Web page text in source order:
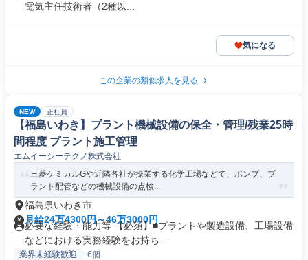
電気主任技術者（2種以...
気になる
この企業の類似求人を見る
NEW 正社員
【福島いわき】プラント機械設備の保全・管理/残業25時
間程度 プラント施工管理
エムイーシーテクノ株式会社
三菱ケミカルGや近隣各社が操業する化学工場などで、ポンプ、プ
ラント配管などの機械設備の点検...
福島県いわき市
月給24万4300円～46万3000円
必要な経験・能力等 【必須】■プラントや製造設備、工場設備
などにおける実務経験をお持ち...
業界未経験歓迎 +6個